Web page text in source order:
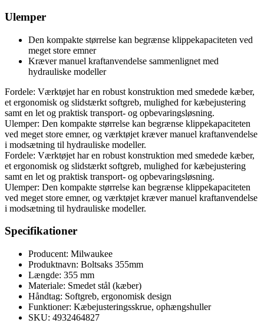
Ulemper
Den kompakte størrelse kan begrænse klippekapaciteten ved
meget store emner
Kræver manuel kraftanvendelse sammenlignet med
hydrauliske modeller
Fordele: Værktøjet har en robust konstruktion med smedede kæber,
et ergonomisk og slidstærkt softgreb, mulighed for kæbejustering
samt en let og praktisk transport- og opbevaringsløsning.
Ulemper: Den kompakte størrelse kan begrænse klippekapaciteten
ved meget store emner, og værktøjet kræver manuel kraftanvendelse
i modsætning til hydrauliske modeller.
Fordele: Værktøjet har en robust konstruktion med smedede kæber,
et ergonomisk og slidstærkt softgreb, mulighed for kæbejustering
samt en let og praktisk transport- og opbevaringsløsning.
Ulemper: Den kompakte størrelse kan begrænse klippekapaciteten
ved meget store emner, og værktøjet kræver manuel kraftanvendelse
i modsætning til hydrauliske modeller.
Specifikationer
Producent: Milwaukee
Produktnavn: Boltsaks 355mm
Længde: 355 mm
Materiale: Smedet stål (kæber)
Håndtag: Softgreb, ergonomisk design
Funktioner: Kæbejusteringsskrue, ophængshuller
SKU: 4932464827